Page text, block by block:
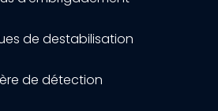
de destabilisation
de détection